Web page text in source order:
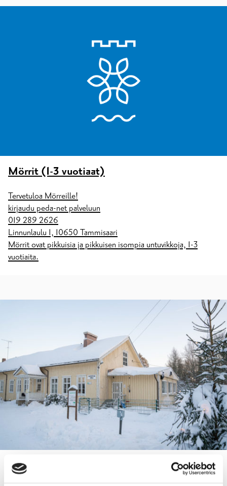
Mörrit (1-3 vuotiaat)
Tervetuloa Mörreille!
kirjaudu peda-net palveluun
019 289 2626
Linnunlaulu 1, 10650 Tammisaari
Mörrit ovat pikkuisia ja pikkuisen isompia untuvikkoja, 1-3
vuotiaita.
Tunabon päiväkoti